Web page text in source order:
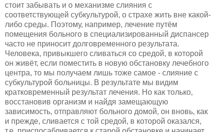
стоит забывать и о механизме слияния с
соответствующей субкультурой, о страхе жить вне какой-
либо среды. Поэтому, например, лечение путём
помещения больного в специализированный диспансер
часто не приносит долговременного результата.
Человека, привыкшего сливаться со средой, в которой
он живёт, если поместить в новую обстановку лечебного
центра, то мы получаем лишь тоже самое - слияние с
субкультурой больницы. В результате мы видим
кратковременный результат лечения. Но как только,
восстановив организм и найдя замещающую
зависимость, отправляют больного домой, он вновь, как
и прежде, сливается с той средой, в которой оказался,